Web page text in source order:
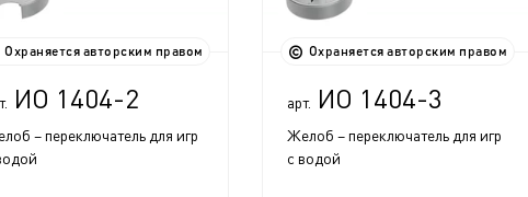
Охраняется авторским правом
ИО 1404-2
– переключатель для игр
Охраняется авторским правом
арт. ИО 1404-3
Желоб – переключатель для игр
с водой